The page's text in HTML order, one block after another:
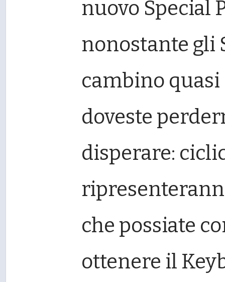
nuovo Special
nonostante gli
cambino quasi
doveste
disperare:
che possiate
ottenere il